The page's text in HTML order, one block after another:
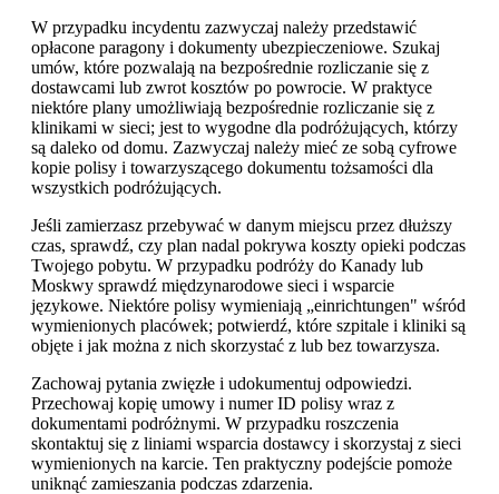
W przypadku incydentu zazwyczaj należy przedstawić
opłacone paragony i dokumenty ubezpieczeniowe. Szukaj
umów, które pozwalają na bezpośrednie rozliczanie się z
dostawcami lub zwrot kosztów po powrocie. W praktyce
niektóre plany umożliwiają bezpośrednie rozliczanie się z
klinikami w sieci; jest to wygodne dla podróżujących, którzy
są daleko od domu. Zazwyczaj należy mieć ze sobą cyfrowe
kopie polisy i towarzyszącego dokumentu tożsamości dla
wszystkich podróżujących.
Jeśli zamierzasz przebywać w danym miejscu przez dłuższy
czas, sprawdź, czy plan nadal pokrywa koszty opieki podczas
Twojego pobytu. W przypadku podróży do Kanady lub
Moskwy sprawdź międzynarodowe sieci i wsparcie
językowe. Niektóre polisy wymieniają „einrichtungen" wśród
wymienionych placówek; potwierdź, które szpitale i kliniki są
objęte i jak można z nich skorzystać z lub bez towarzysza.
Zachowaj pytania zwięzłe i udokumentuj odpowiedzi.
Przechowaj kopię umowy i numer ID polisy wraz z
dokumentami podróżnymi. W przypadku roszczenia
skontaktuj się z liniami wsparcia dostawcy i skorzystaj z sieci
wymienionych na karcie. Ten praktyczny podejście pomoże
uniknąć zamieszania podczas zdarzenia.